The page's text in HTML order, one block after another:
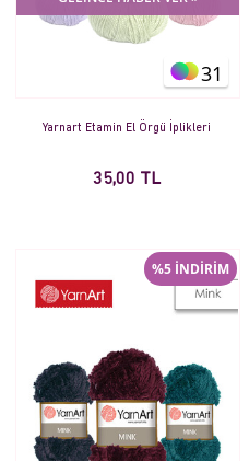
31
Yarnart Etamin El Örgü İplikleri
35,00 TL
%5 İNDİRİM